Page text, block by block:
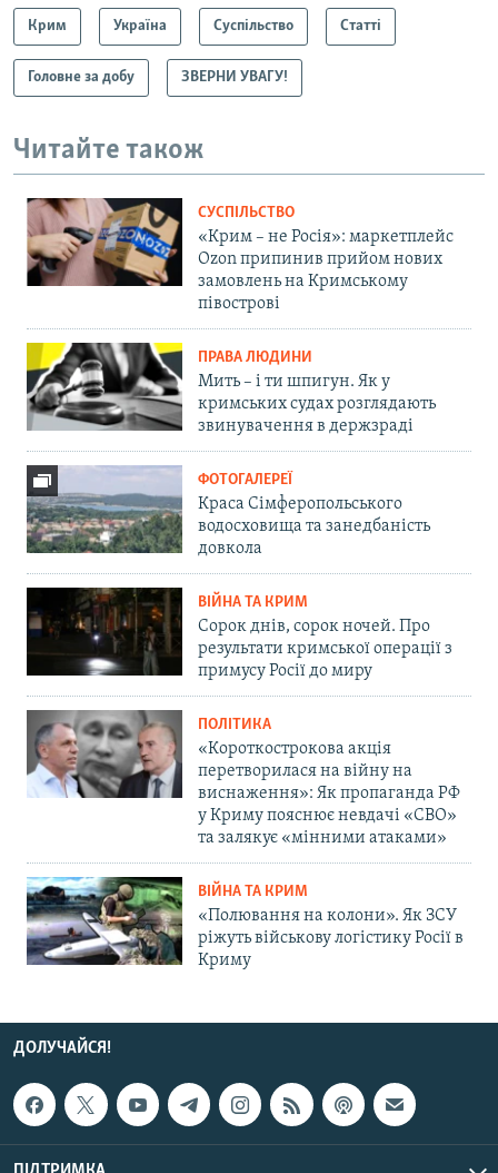
Крим Україна Суспільство Статті
Головне за добу ЗВЕРНИ УВАГУ!
Читайте також
СУСПІЛЬСТВО
«Крим – не Росія»: маркетплейс
Ozon припинив прийом нових
замовлень на Кримському
півострові
ПРАВА ЛЮДИНИ
Мить – і ти шпигун. Як у
кримських судах розглядають
звинувачення в держзраді
ФОТОГАЛЕРЕЇ
Краса Сімферопольського
водосховища та занедбаність
довкола
ВІЙНА ТА КРИМ
Сорок днів, сорок ночей. Про
результати кримської операції з
примусу Росії до миру
ПОЛІТИКА
«Короткострокова акція
перетворилася на війну на
виснаження»: Як пропаганда РФ
у Криму пояснює невдачі «СВО»
та залякує «мінними атаками»
ВІЙНА ТА КРИМ
«Полювання на колони». Як ЗСУ
ріжуть військову логістику Росії в
Криму
ДОЛУЧАЙСЯ!